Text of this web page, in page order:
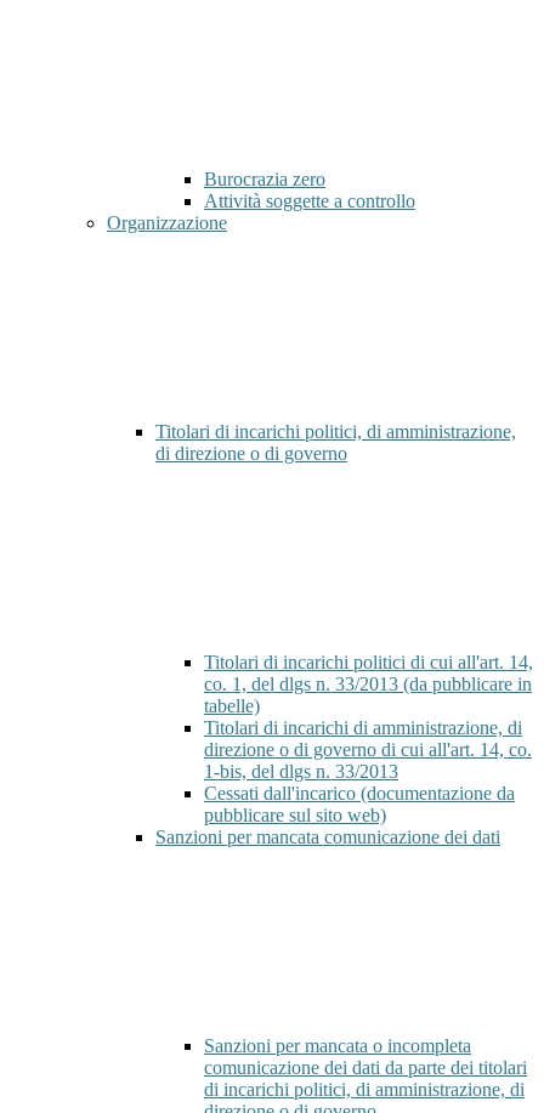
Burocrazia zero
Attività soggette a controllo
Organizzazione
Titolari di incarichi politici, di amministrazione,
di direzione o di governo
Titolari di incarichi politici di cui all'art. 14,
co. 1, del dlgs n. 33/2013 (da pubblicare in
tabelle)
Titolari di incarichi di amministrazione, di
direzione o di governo di cui all'art. 14, co.
1-bis, del dlgs n. 33/2013
Cessati dall'incarico (documentazione da
pubblicare sul sito web)
Sanzioni per mancata comunicazione dei dati
Sanzioni per mancata o incompleta
comunicazione dei dati da parte dei titolari
di incarichi politici, di amministrazione, di